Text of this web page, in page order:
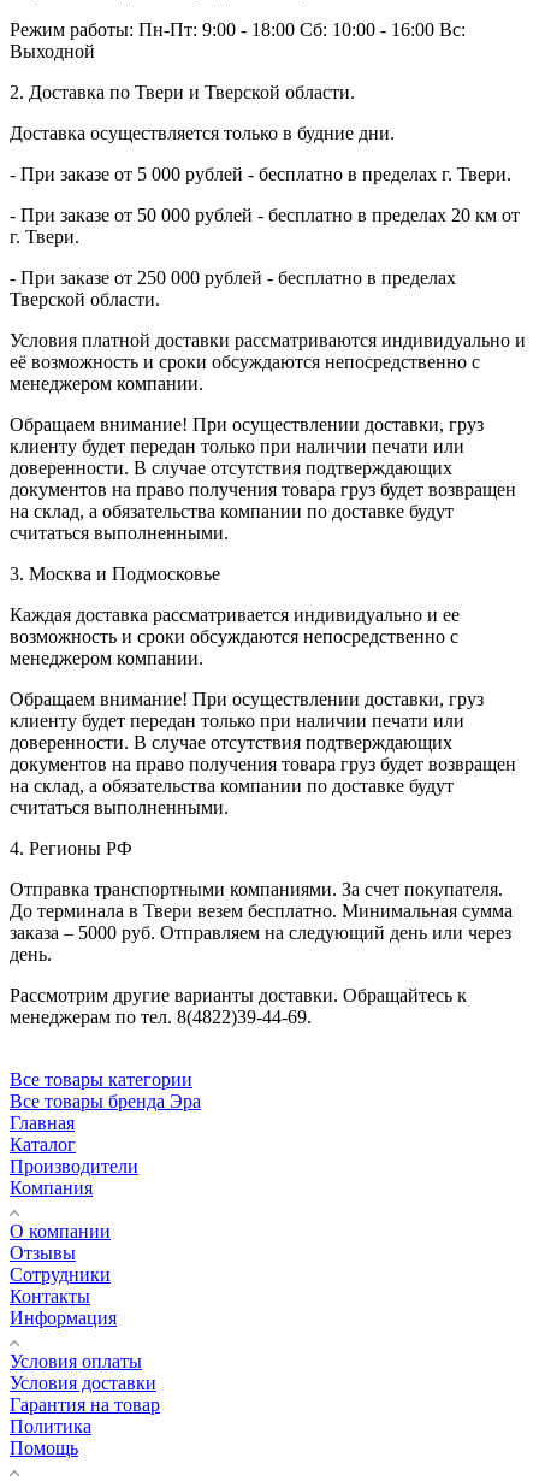
Режим работы: Пн-Пт: 9:00 - 18:00 Сб: 10:00 - 16:00 Вс:
Выходной
2. Доставка по Твери и Тверской области.
Доставка осуществляется только в будние дни.
- При заказе от 5 000 рублей - бесплатно в пределах г. Твери.
- При заказе от 50 000 рублей - бесплатно в пределах 20 км от
г. Твери.
- При заказе от 250 000 рублей - бесплатно в пределах
Тверской области.
Условия платной доставки рассматриваются индивидуально и
её возможность и сроки обсуждаются непосредственно с
менеджером компании.
Обращаем внимание! При осуществлении доставки, груз
клиенту будет передан только при наличии печати или
доверенности. В случае отсутствия подтверждающих
документов на право получения товара груз будет возвращен
на склад, а обязательства компании по доставке будут
считаться выполненными.
3. Москва и Подмосковье
Каждая доставка рассматривается индивидуально и ее
возможность и сроки обсуждаются непосредственно с
менеджером компании.
Обращаем внимание! При осуществлении доставки, груз
клиенту будет передан только при наличии печати или
доверенности. В случае отсутствия подтверждающих
документов на право получения товара груз будет возвращен
на склад, а обязательства компании по доставке будут
считаться выполненными.
4. Регионы РФ
Отправка транспортными компаниями. За счет покупателя.
До терминала в Твери везем бесплатно. Минимальная сумма
заказа – 5000 руб. Отправляем на следующий день или через
день.
Рассмотрим другие варианты доставки. Обращайтесь к
менеджерам по тел. 8(4822)39-44-69.
Все товары категории
Все товары бренда Эра
Главная
Каталог
Производители
Компания
О компании
Отзывы
Сотрудники
Контакты
Информация
Условия оплаты
Условия доставки
Гарантия на товар
Политика
Помощь